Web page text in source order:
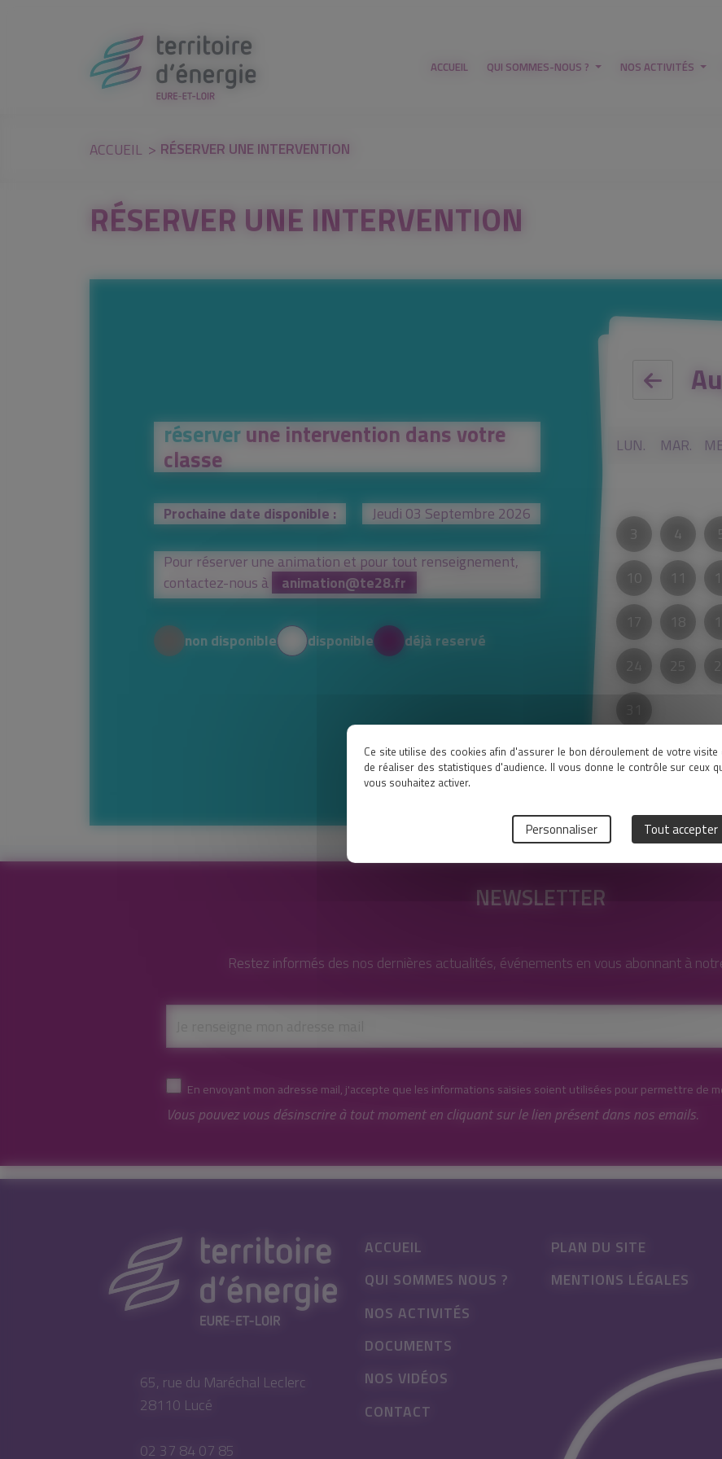
Ce site utilise des cookies afin d'assurer le bon déroulement de votre visite
de réaliser des statistiques d'audience. Il vous donne le contrôle sur ceux
vous souhaitez activer.
Tout accepter
Personnaliser
ACCUEIL QUI SOMMES-NOUS ? NOS ACTIVITÉS
ACCUEIL RÉSERVER UNE INTERVENTION
RÉSERVER UNE INTERVENTION
réserverune intervention dans votre
classe
Prochaine date disponible : Jeudi 03 Septembre 2026
Pour réserver une animation et pour tout renseignement,
contactez-nous à
animation@te28.fr
non disponible disponible déjà reservé
LUN. MAR.
3
4
10
11
17
18
NEWSLETTER
Restez informés des nos dernières actualités, événements en vous abonnant à
En envoyant mon adresse mail, j'accepte que les informations saisies soient utilisées pour permettre de
Vous pouvez vous désinscrire à tout moment en cliquant sur le lien présent dans nos emails.
65, rue du Maréchal Leclerc
28110 Lucé
02 37 84 07 85
ACCUEIL
QUI SOMMES NOUS ?
NOS ACTIVITÉS
DOCUMENTS
NOS VIDÉOS
CONTACT
PLAN DU SITE
MENTIONS LÉGALES